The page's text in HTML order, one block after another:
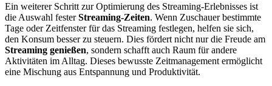
Ein weiterer Schritt zur Optimierung des Streaming-Erlebnisses ist
die Auswahl festerStreaming-Zeiten. Wenn Zuschauer bestimmte
Tage oder Zeitfenster für das Streaming festlegen, helfen sie sich,
den Konsum besser zu steuern. Dies fördert nicht nur die Freude am
Streaming genießen, sondern schafft auch Raum für andere
Aktivitäten im Alltag. Dieses bewusste Zeitmanagement ermöglicht
eine Mischung aus Entspannung und Produktivität.